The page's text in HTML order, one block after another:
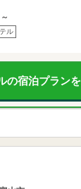
ル
の宿泊プラン